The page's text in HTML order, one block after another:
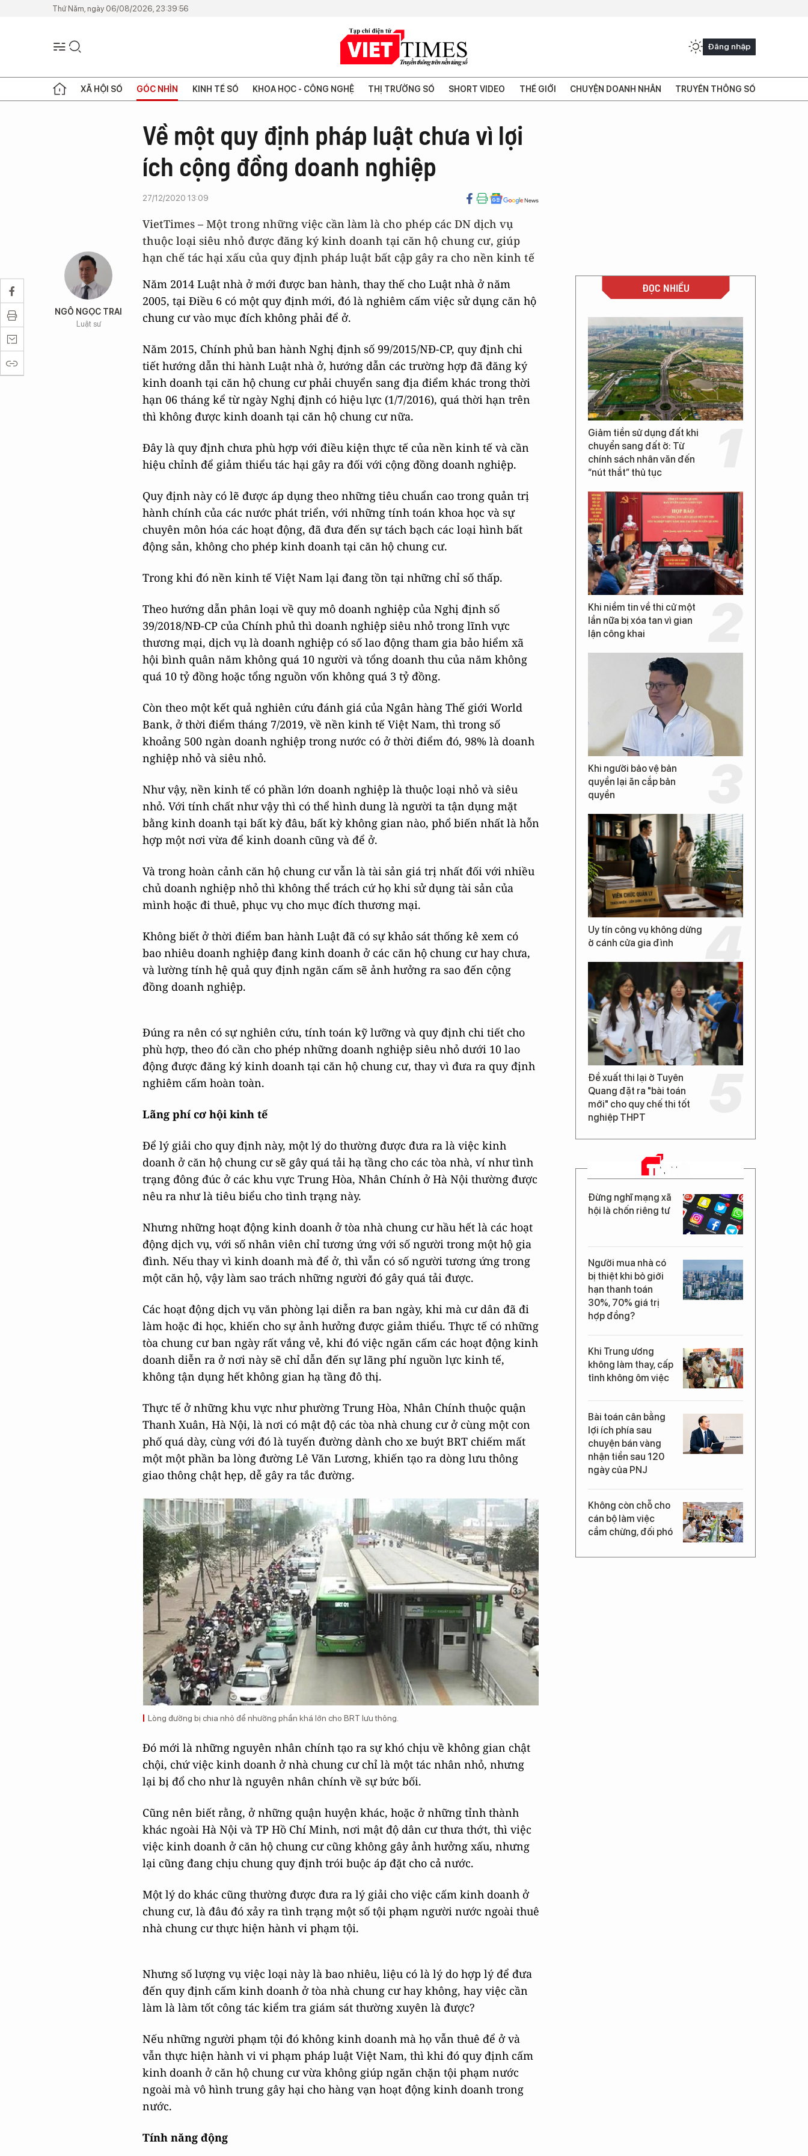
Thứ Năm, ngày 06/08/2026, 23:39:56
Đăng nhập
XÃ HỘI SỐ GÓC NHÌN KINH TẾ SỐ KHOA HỌC - CÔNG NGHỆ THỊ TRƯỜNG SỐ SHORT VIDEO THẾ GIỚI CHUYỆN DOANH NHÂN TRUYỀN THÔNG SỐ
NGÔ NGỌC TRAI
Luật sư
Về một quy định pháp luật chưa vì lợi
ích cộng đồng doanh nghiệp
27/12/2020 13:09
VietTimes – Một trong những việc cần làm là cho phép các DN dịch vụ
thuộc loại siêu nhỏ được đăng ký kinh doanh tại căn hộ chung cư, giúp
hạn chế tác hại xấu của quy định pháp luật bất cập gây ra cho nền kinh tế
Năm 2014 Luật nhà ở mới được ban hành, thay thế cho Luật nhà ở năm
2005, tại Điều 6 có một quy định mới, đó là nghiêm cấm việc sử dụng căn hộ
chung cư vào mục đích không phải để ở.
Năm 2015, Chính phủ ban hành Nghị định số 99/2015/NĐ-CP, quy định chi
tiết hướng dẫn thi hành Luật nhà ở, hướng dẫn các trường hợp đã đăng ký
kinh doanh tại căn hộ chung cư phải chuyển sang địa điểm khác trong thời
hạn 06 tháng kể từ ngày Nghị định có hiệu lực (1/7/2016), quá thời hạn trên
thì không được kinh doanh tại căn hộ chung cư nữa.
Đây là quy định chưa phù hợp với điều kiện thực tế của nền kinh tế và cần
hiệu chỉnh để giảm thiểu tác hại gây ra đối với cộng đồng doanh nghiệp.
Quy định này có lẽ được áp dụng theo những tiêu chuẩn cao trong quản trị
hành chính của các nước phát triển, với những tính toán khoa học và sự
chuyên môn hóa các hoạt động, đã đưa đến sự tách bạch các loại hình bất
động sản, không cho phép kinh doanh tại căn hộ chung cư.
Trong khi đó nền kinh tế Việt Nam lại đang tồn tại những chỉ số thấp.
Theo hướng dẫn phân loại về quy mô doanh nghiệp của Nghị định số
39/2018/NĐ-CP của Chính phủ thì doanh nghiệp siêu nhỏ trong lĩnh vực
thương mại, dịch vụ là doanh nghiệp có số lao động tham gia bảo hiểm xã
hội bình quân năm không quá 10 người và tổng doanh thu của năm không
quá 10 tỷ đồng hoặc tổng nguồn vốn không quá 3 tỷ đồng.
Còn theo một kết quả nghiên cứu đánh giá của Ngân hàng Thế giới World
Bank, ở thời điểm tháng 7/2019, về nền kinh tế Việt Nam, thì trong số
khoảng 500 ngàn doanh nghiệp trong nước có ở thời điểm đó, 98% là doanh
nghiệp nhỏ và siêu nhỏ.
Như vậy, nền kinh tế có phần lớn doanh nghiệp là thuộc loại nhỏ và siêu
nhỏ. Với tính chất như vậy thì có thể hình dung là người ta tận dụng mặt
bằng kinh doanh tại bất kỳ đâu, bất kỳ không gian nào, phổ biến nhất là hỗn
hợp một nơi vừa để kinh doanh cũng và để ở.
Và trong hoàn cảnh căn hộ chung cư vẫn là tài sản giá trị nhất đối với nhiều
chủ doanh nghiệp nhỏ thì không thể trách cứ họ khi sử dụng tài sản của
mình hoặc đi thuê, phục vụ cho mục đích thương mại.
Không biết ở thời điểm ban hành Luật đã có sự khảo sát thống kê xem có
bao nhiêu doanh nghiệp đang kinh doanh ở các căn hộ chung cư hay chưa,
và lường tính hệ quả quy định ngăn cấm sẽ ảnh hưởng ra sao đến cộng
đồng doanh nghiệp.
Đúng ra nên có sự nghiên cứu, tính toán kỹ lưỡng và quy định chi tiết cho
phù hợp, theo đó cần cho phép những doanh nghiệp siêu nhỏ dưới 10 lao
động được đăng ký kinh doanh tại căn hộ chung cư, thay vì đưa ra quy định
nghiêm cấm hoàn toàn.
Lãng phí cơ hội kinh tế
Để lý giải cho quy định này, một lý do thường được đưa ra là việc kinh
doanh ở căn hộ chung cư sẽ gây quá tải hạ tầng cho các tòa nhà, ví như tình
trạng đông đúc ở các khu vực Trung Hòa, Nhân Chính ở Hà Nội thường được
nêu ra như là tiêu biểu cho tình trạng này.
Nhưng những hoạt động kinh doanh ở tòa nhà chung cư hầu hết là các hoạt
động dịch vụ, với số nhân viên chỉ tương ứng với số người trong một hộ gia
đình. Nếu thay vì kinh doanh mà để ở, thì vẫn có số người tương ứng trong
một căn hộ, vậy làm sao trách những người đó gây quá tải được.
Các hoạt động dịch vụ văn phòng lại diễn ra ban ngày, khi mà cư dân đã đi
làm hoặc đi học, khiến cho sự ảnh hưởng được giảm thiểu. Thực tế có những
tòa chung cư ban ngày rất vắng vẻ, khi đó việc ngăn cấm các hoạt động kinh
doanh diễn ra ở nơi này sẽ chỉ dẫn đến sự lãng phí nguồn lực kinh tế,
không tận dụng hết không gian hạ tầng đô thị.
Thực tế ở những khu vực như phường Trung Hòa, Nhân Chính thuộc quận
Thanh Xuân, Hà Nội, là nơi có mật độ các tòa nhà chung cư ở cùng một con
phố quá dày, cùng với đó là tuyến đường dành cho xe buýt BRT chiếm mất
một một phần ba lòng đường Lê Văn Lương, khiến tạo ra dòng lưu thông
giao thông chật hẹp, dễ gây ra tắc đường.
Lòng đường bị chia nhỏ để nhường phần khá lớn cho BRT lưu thông.
Đó mới là những nguyên nhân chính tạo ra sự khó chịu về không gian chật
chội, chứ việc kinh doanh ở nhà chung cư chỉ là một tác nhân nhỏ, nhưng
lại bị đổ cho như là nguyên nhân chính về sự bức bối.
Cũng nên biết rằng, ở những quận huyện khác, hoặc ở những tỉnh thành
khác ngoài Hà Nội và TP Hồ Chí Minh, nơi mật độ dân cư thưa thớt, thì việc
việc kinh doanh ở căn hộ chung cư cũng không gây ảnh hưởng xấu, nhưng
lại cũng đang chịu chung quy định trói buộc áp đặt cho cả nước.
Một lý do khác cũng thường được đưa ra lý giải cho việc cấm kinh doanh ở
chung cư, là đâu đó xảy ra tình trạng một số tội phạm người nước ngoài thuê
nhà chung cư thực hiện hành vi phạm tội.
Nhưng số lượng vụ việc loại này là bao nhiêu, liệu có là lý do hợp lý để đưa
đến quy định cấm kinh doanh ở tòa nhà chung cư hay không, hay việc cần
làm là làm tốt công tác kiểm tra giám sát thường xuyên là được?
Nếu những người phạm tội đó không kinh doanh mà họ vẫn thuê để ở và
vẫn thực hiện hành vi vi phạm pháp luật Việt Nam, thì khi đó quy định cấm
kinh doanh ở căn hộ chung cư vừa không giúp ngăn chặn tội phạm nước
ngoài mà vô hình trung gây hại cho hàng vạn hoạt động kinh doanh trong
nước.
Tính năng động
ĐỌC NHIỀU
Giảm tiền sử dụng đất khi
chuyển sang đất ở: Từ
chính sách nhân văn đến
“nút thắt” thủ tục
Khi niềm tin về thi cử một
lần nữa bị xóa tan vì gian
lận công khai
Khi người bảo vệ bản
quyền lại ăn cắp bản
quyền
Uy tín công vụ không dừng
ở cánh cửa gia đình
Đề xuất thi lại ở Tuyên
Quang đặt ra "bài toán
mới" cho quy chế thi tốt
nghiệp THPT
TIN MỚI
Đừng nghĩ mạng xã
hội là chốn riêng tư
Người mua nhà có
bị thiệt khi bỏ giới
hạn thanh toán
30%, 70% giá trị
hợp đồng?
Khi Trung ương
không làm thay, cấp
tỉnh không ôm việc
Bài toán cân bằng
lợi ích phía sau
chuyện bán vàng
nhận tiền sau 120
ngày của PNJ
Không còn chỗ cho
cán bộ làm việc
cầm chừng, đối phó